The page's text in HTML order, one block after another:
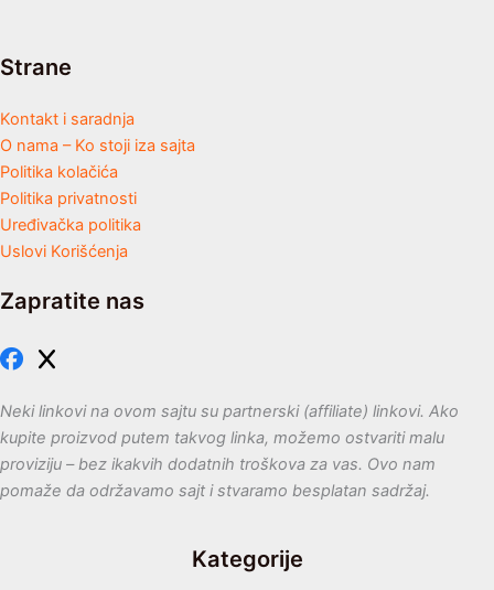
Strane
Kontakt i saradnja
O nama – Ko stoji iza sajta
Politika kolačića
Politika privatnosti
Uređivačka politika
Uslovi Korišćenja
Zapratite nas
Neki linkovi na ovom sajtu su partnerski (affiliate) linkovi. Ako
kupite proizvod putem takvog linka, možemo ostvariti malu
proviziju – bez ikakvih dodatnih troškova za vas. Ovo nam
pomaže da održavamo sajt i stvaramo besplatan sadržaj.
Kategorije